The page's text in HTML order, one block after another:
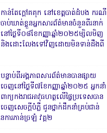
កាន់តែក្តៅគគុក នៅខេត្តបាត់ដំបង ករណី
ចាប់ឃាត់ខ្លួនអ្នកសារព័ត៌មានចំនួនពីរនាក់
នៅថ្ងៃទី០៨ខែកញ្ញាឆ្នាំ២០២៥ម្សិលមិញ
និងដោះលែងទៅវិញដោយមិនទាន់ដឹងពី
បន្ទាប់ពីអង្គភាពសារព័ត៌មានបានផ្សាយ
ចេញនៅថ្ងៃទី៧ខែកញ្ញាឆ្នាំ២០២៥ អ្នកនាំ
ពាក្យកងរាជអាវុធហត្ថលើផ្ទៃប្រទេសបាន
ចេញសេចក្តីបំភ្លឺ ជូនថ្នាក់ដឹកនាំគ្រប់ជាន់
ារភាន់ច្រឡំ វគ្គ២